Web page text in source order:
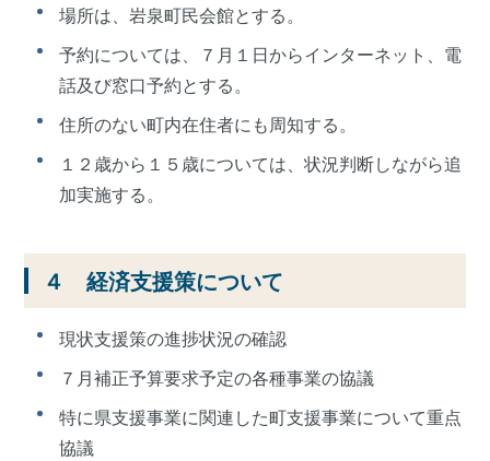
場所は、岩泉町民会館とする。
予約については、７月１日からインターネット、電
話及び窓口予約とする。
住所のない町内在住者にも周知する。
１２歳から１５歳については、状況判断しながら追
加実施する。
４ 経済支援策について
現状支援策の進捗状況の確認
７月補正予算要求予定の各種事業の協議
特に県支援事業に関連した町支援事業について重点
協議